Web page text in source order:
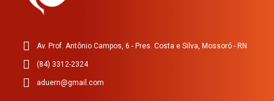
Av. Prof. Antônio Campos, 6 - Pres. Costa e Silva, Mossoró - RN
(84) 3312-2324
aduern@gmail.com